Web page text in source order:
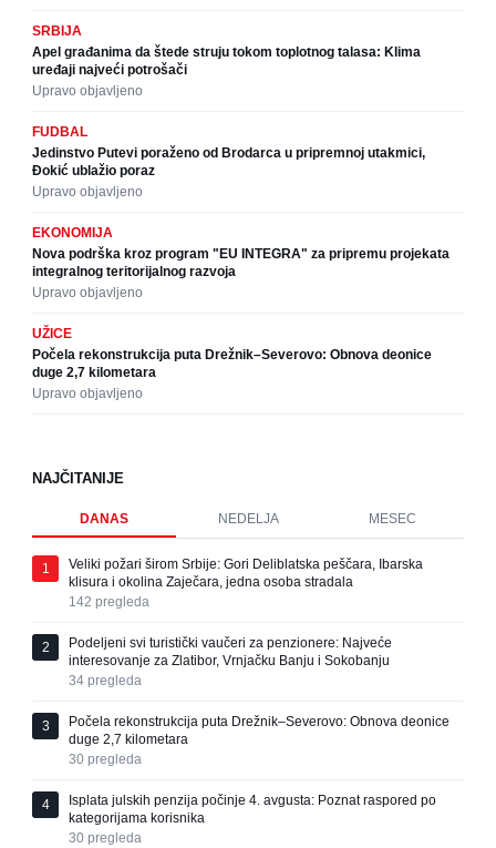
SRBIJA
Apel građanima da štede struju tokom toplotnog talasa: Klima
uređaji najveći potrošači
Upravo objavljeno
FUDBAL
Jedinstvo Putevi poraženo od Brodarca u pripremnoj utakmici,
Đokić ublažio poraz
Upravo objavljeno
EKONOMIJA
Nova podrška kroz program "EU INTEGRA" za pripremu projekata
integralnog teritorijalnog razvoja
Upravo objavljeno
UŽICE
Počela rekonstrukcija puta Drežnik–Severovo: Obnova deonice
duge 2,7 kilometara
Upravo objavljeno
NAJČITANIJE
DANAS NEDELJA MESEC
1
Veliki požari širom Srbije: Gori Deliblatska peščara, Ibarska
klisura i okolina Zaječara, jedna osoba stradala
142 pregleda
2
Podeljeni svi turistički vaučeri za penzionere: Najveće
interesovanje za Zlatibor, Vrnjačku Banju i Sokobanju
34 pregleda
3
Počela rekonstrukcija puta Drežnik–Severovo: Obnova deonice
duge 2,7 kilometara
30 pregleda
4
Isplata julskih penzija počinje 4. avgusta: Poznat raspored po
kategorijama korisnika
30 pregleda